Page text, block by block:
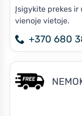
Įsigykite prekes ir
vienoje vietoje.
+370 680